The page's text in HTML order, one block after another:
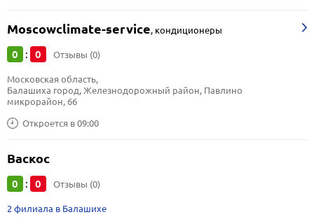
Moscowсlimate-service, кондиционеры
0 : 0 Отзывы (0)
Откроется в 09:00
Московская область,
Балашиха город, Железнодорожный район, Павлино
микрорайон, 66
Васкос
0 : 0 Отзывы (0)
2 филиала в Балашихе